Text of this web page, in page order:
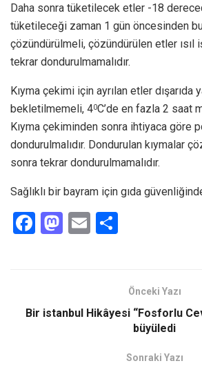
Daha sonra tüketilecek etler -18
tüketileceği zaman 1 gün öncesinden
çözündürülmeli, çözündürülen etler ısıl
tekrar dondurulmamalıdır.
Kıyma çekimi için ayrılan etler dışarıda
bekletilmemeli, 40C’de en fazla 2 saat
Kıyma çekiminden sonra ihtiyaca göre
dondurulmalıdır. Dondurulan kıymalar
sonra tekrar dondurulmamalıdır.
Sağlıklı bir bayram için gıda
F
o
M
d
E
Önceki Yazı
Bir istanbul Hikâyesi “Fosforlu
büyüledi
Sonraki Yazı